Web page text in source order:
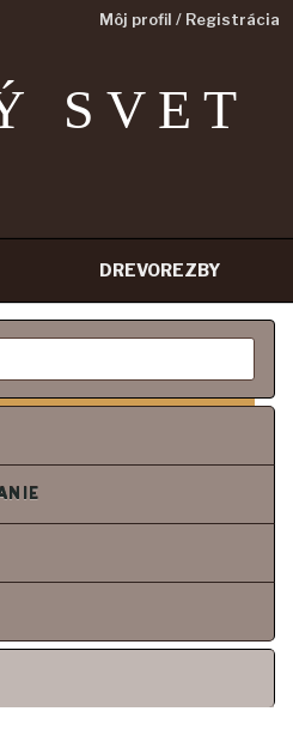
Môj profil / Registrácia
SVET
DREVOREZBY